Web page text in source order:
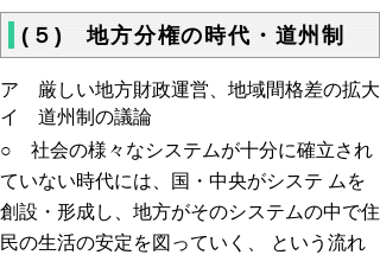
(５) 地方分権の時代・道州制
ア 厳しい地方財政運営、地域間格差の拡大
イ 道州制の議論
○ 社会の様々なシステムが十分に確立され
ていない時代には、国・中央がシステ ムを
創設・形成し、地方がそのシステムの中で住
民の生活の安定を図っていく、 という流れ